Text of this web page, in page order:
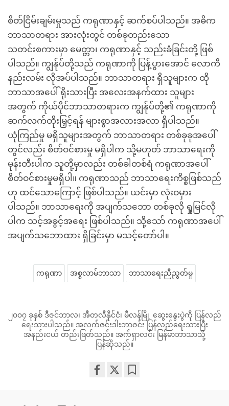
စိတ်ငြိမ်းချမ်းမှုသည် ကရုဏာနှင့် ဆက်စပ်ပါသည်။ အဓိက
ဘာသာတရား အားလုံးတွင် တစ်ခုတည်းသော
သတင်းစကားမှာ မေတ္တာ၊ ကရုဏာနှင့် သည်းခံခြင်းတို့ ဖြစ်
ပါသည်။ ကျွန်ုပ်တို့သည် ကရုဏာကို ပြန့်ပွားအောင် လောကီ
နည်းလမ်း လိုအပ်ပါသည်။ ဘာသာတရား ရှိသူများက ထို
ဘာသာအပေါ် ရိုးသားပြီး အလေးအနက်ထား သူများ
အတွက် ကိုယ်ပိုင်ဘာသာတရားက ကျွန်ုပ်တို့၏ ကရုဏာကို
ဆက်လက်တိုးမြှင့်ရန် များစွာအလားအလာ ရှိပါသည်။
ယုံကြည်မှု မရှိသူများအတွက် ဘာသာတရား တစ်ခုခုအပေါ်
တွင်လည်း စိတ်ဝင်စားမှု မရှိပါက သို့မဟုတ် ဘာသာရေးကို
မုန်းတီးပါက သူတို့မှာလည်း တစ်ခါတစ်ရံ ကရုဏာအပေါ်
စိတ်ဝင်စားမှုမရှိပါ။ ကရုဏာသည် ဘာသာရေးကိစ္စဖြစ်သည်
ဟု ထင်သောကြောင့် ဖြစ်ပါသည်။ ယင်းမှာ လုံးဝမှား
ပါသည်။ ဘာသာရေးကို အပျက်သဘော တစ်ခုလို ရှုမြင်လို
ပါက သင့်အခွင့်အရေး ဖြစ်ပါသည်။ သို့သော် ကရုဏာအပေါ်
အပျက်သဘောထား ရှိခြင်းမှာ မသင့်တော်ပါ။
ကရုဏာ အစ္စလာမ်ဘာသာ ဘာသာရေးညီညွတ်မှု
၂၀၀၇ ခုနှစ် ဒီဇင်ဘာလ၊ အီတလီနိုင်ငံ၊ မီလန်မြို့ ဆွေးနွေးပွဲကို ပြန်လည်
ရေးသားပါသည်။ အလက်ဇင်းဒါးဘာဇင်း ပြန်လည်ရေးသားပြီး
အနည်းငယ် တည်းဖြတ်သည်။ အက်ရှာလင်း မြန်မာဘာသာသို့
ပြန်ဆိုသည်။